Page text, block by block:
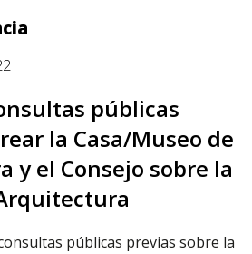
públicas
la Casa/Museo de
y el Consejo sobre la
públicas previas sobre la